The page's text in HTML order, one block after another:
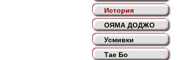
История
ОЯМА ДОДЖО
Усмивки
Тае Бо